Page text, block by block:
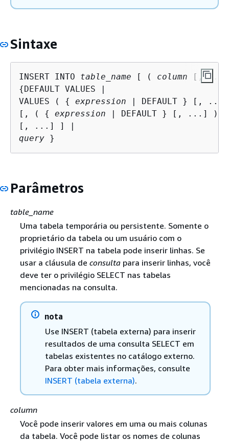
Sintaxe
INSERT INTO table_name [ ( column
{DEFAULT VALUES |
VALUES ( { expression | DEFAULT } [,
[, ( { expression | DEFAULT } [, ...] )
query }
Parâmetros
table_name
Uma tabela temporária ou persistente. Somente o
proprietário da tabela ou um usuário com o
privilégio INSERT na tabela pode inserir linhas. Se
usar a cláusula de consultapara inserir linhas, você
deve ter o privilégio SELECT nas tabelas
mencionadas na consulta.
nota
Use INSERT (tabela externa) para inserir
resultados de uma consulta SELECT em
tabelas existentes no catálogo externo.
Para obter mais informações, consulte
INSERT (tabela externa).
column
Você pode inserir valores em uma ou mais colunas
da tabela. Você pode listar os nomes de colunas